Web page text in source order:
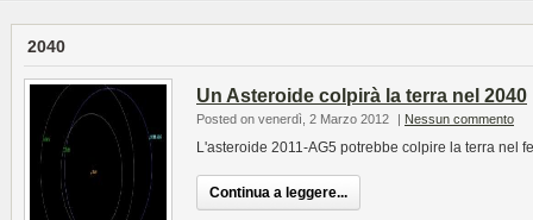
2040
Un Asteroide colpirà la terra nel 2040
Posted on venerdì, 2 Marzo 2012 | Nessun commento
L'asteroide 2011-AG5 potrebbe colpire la terra nel
Continua a leggere...